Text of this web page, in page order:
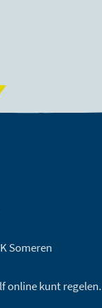
Someren
online kunt